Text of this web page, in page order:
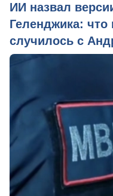
ИИ назвал
Геленджика:
случилось с